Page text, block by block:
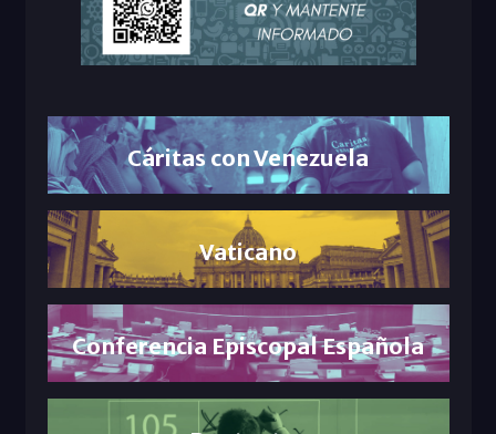
Cáritas con Venezuela
Vaticano
Conferencia Episcopal Española